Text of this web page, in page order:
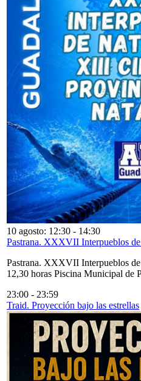
10 agosto: 12:30 - 14:30
Pastrana. XXXVII Interpueblos
Pastrana. XXXVII Interpueblos
12,30 horas Piscina Municipal de
23:00 - 23:59
Traid. Proyección bajo las estrellas